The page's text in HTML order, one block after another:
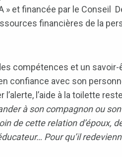
» et financée par le Conseil
financières de la
compétences et un
avec son
l’aide à la toilette
à son compagnon ou
de cette relation d’époux,
Pour qu’il